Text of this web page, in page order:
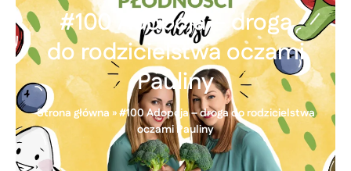
#100 Adopcja – droga
do rodzicielstwa oczami
Pauliny
Strona główna »#100 Adopcja – droga do rodzicielstwa
oczami Pauliny